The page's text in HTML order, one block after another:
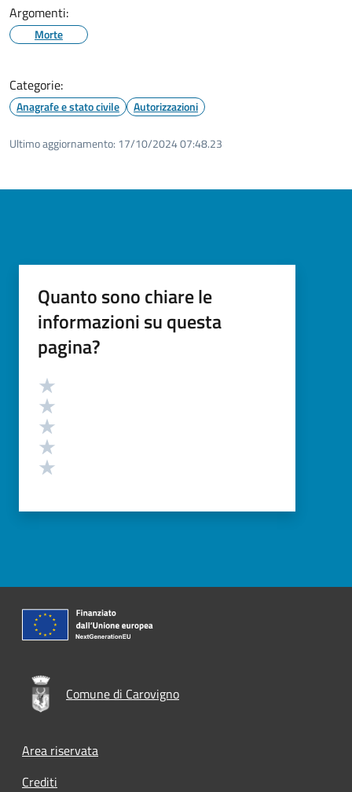
Argomenti:
Morte
Categorie:
Anagrafe e stato civile Autorizzazioni
Ultimo aggiornamento: 17/10/2024 07:48.23
Quanto sono chiare le
informazioni su questa
pagina?
Valutazione
Comune di Carovigno
Footer menu
Area riservata
Crediti